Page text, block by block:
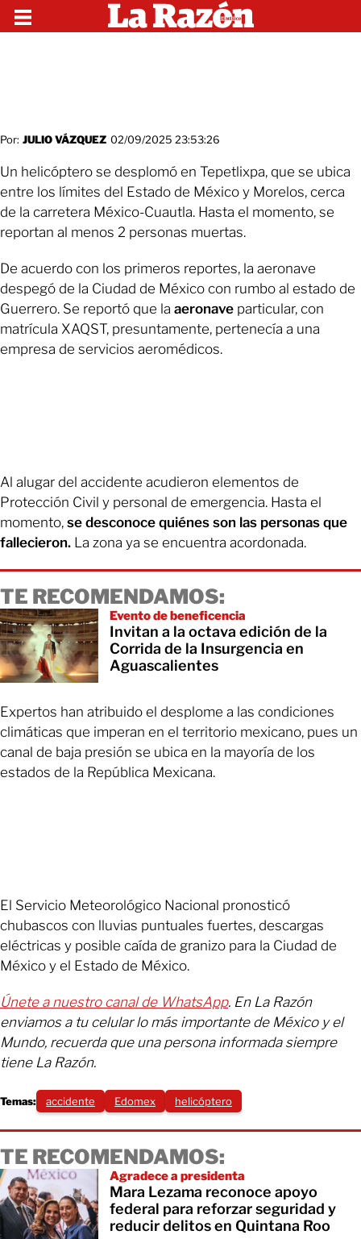
Por: JULIO VÁZQUEZ 02/09/2025 23:53:26
Un helicóptero se desplomó en Tepetlixpa, que se ubica
entre los límites del Estado de México y Morelos, cerca
de la carretera México-Cuautla. Hasta el momento, se
reportan al menos 2 personas muertas.
De acuerdo con los primeros reportes, la aeronave
despegó de la Ciudad de México con rumbo al estado de
Guerrero. Se reportó que la aeronave particular, con
matrícula XAQST, presuntamente, pertenecía a una
empresa de servicios aeromédicos.
Al alugar del accidente acudieron elementos de
Protección Civil y personal de emergencia. Hasta el
momento, se desconoce quiénes son las personas que
fallecieron. La zona ya se encuentra acordonada.
TE RECOMENDAMOS:
Evento de beneficencia
Invitan a la octava edición de la
Corrida de la Insurgencia en
Aguascalientes
Expertos han atribuido el desplome a las condiciones
climáticas que imperan en el territorio mexicano, pues un
canal de baja presión se ubica en la mayoría de los
estados de la República Mexicana.
El Servicio Meteorológico Nacional pronosticó
chubascos con lluvias puntuales fuertes, descargas
eléctricas y posible caída de granizo para la Ciudad de
México y el Estado de México.
Únete a nuestro canal de WhatsApp. En La Razón
enviamos a tu celular lo más importante de México y el
Mundo, recuerda que una persona informada siempre
tiene La Razón.
Temas: accidente Edomex helicóptero
TE RECOMENDAMOS:
Agradece a presidenta
Mara Lezama reconoce apoyo
federal para reforzar seguridad y
reducir delitos en Quintana Roo